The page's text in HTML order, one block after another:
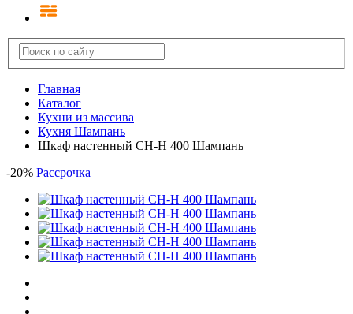
Главная
Каталог
Кухни из массива
Кухня Шампань
Шкаф настенный CH-H 400 Шампань
-20% Рассрочка